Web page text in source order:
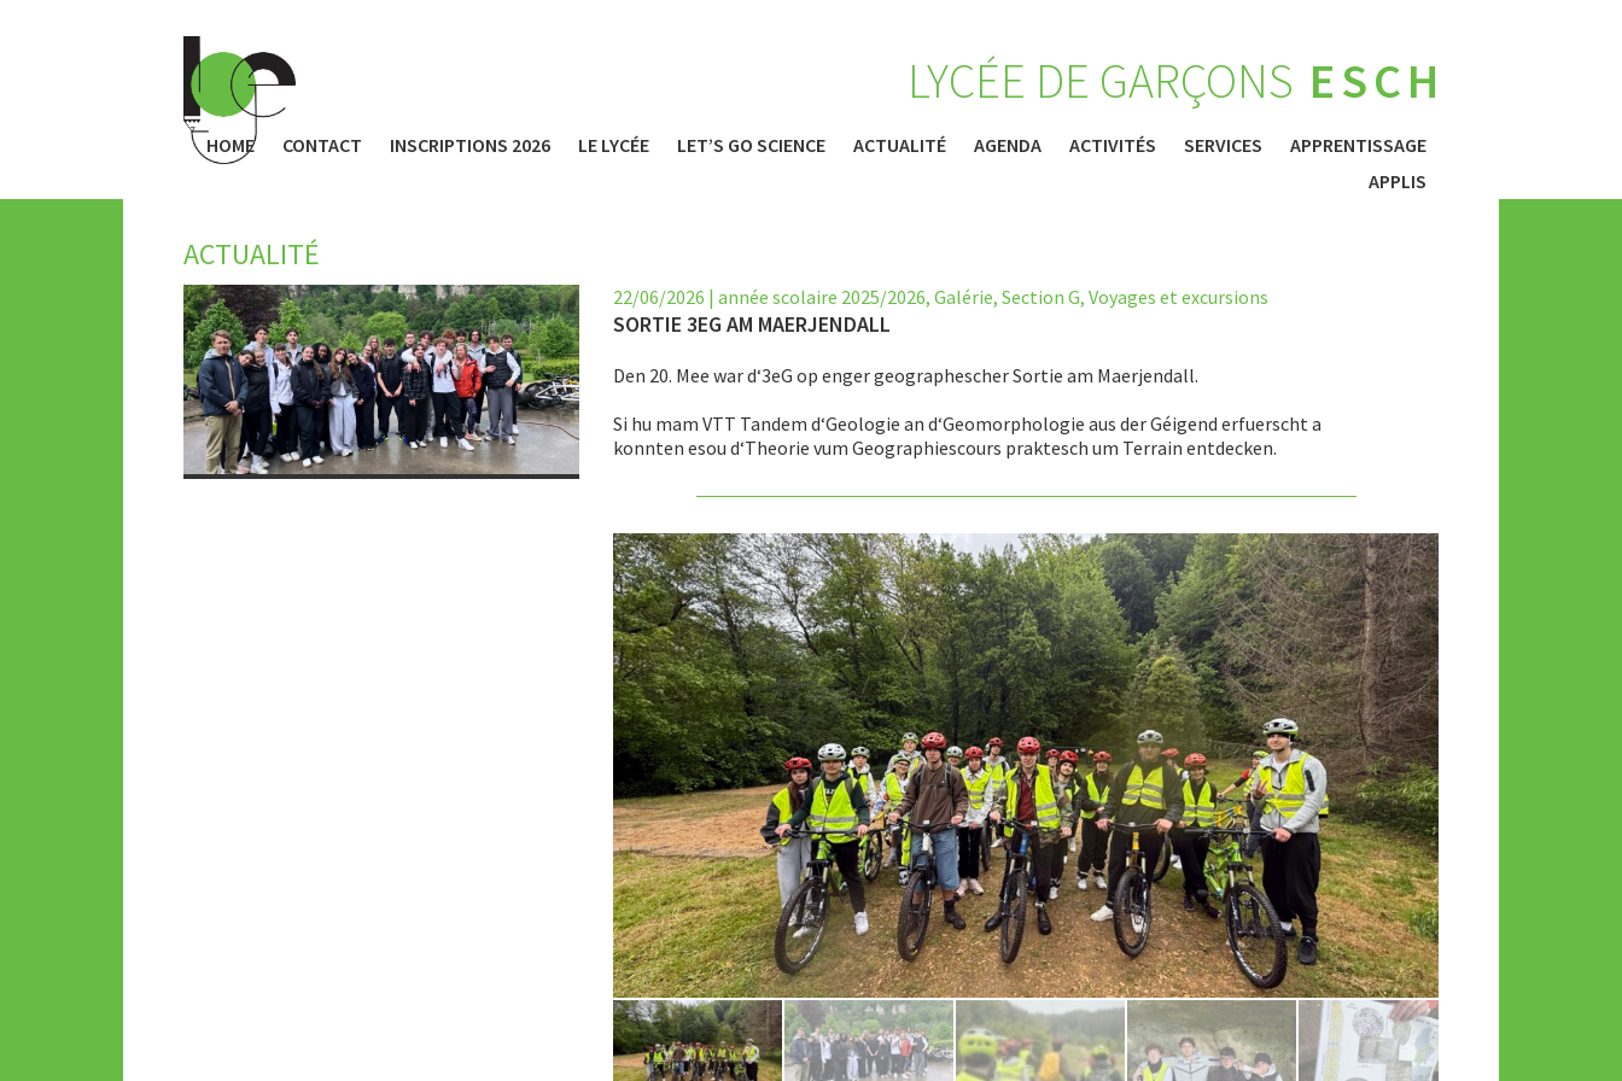
LYCÉE DE GARÇONS ESCH
HOME CONTACT INSCRIPTIONS 2026 LE LYCÉE LET’S GO SCIENCE ACTUALITÉ AGENDA ACTIVITÉS SERVICES
APPRENTISSAGE
APPLIS
ACTUALITÉ
22/06/2026 |année scolaire 2025/2026,Galérie,Section G,Voyages et excursions
SORTIE 3EG AM MAERJENDALL
Den 20. Mee war d‘3eG op enger geographescher Sortie am Maerjendall.
Si hu mam VTT Tandem d‘Geologie an d‘Geomorphologie aus der Géigend erfuerscht a
konnten esou d‘Theorie vum Geographiescours praktesch um Terrain entdecken.